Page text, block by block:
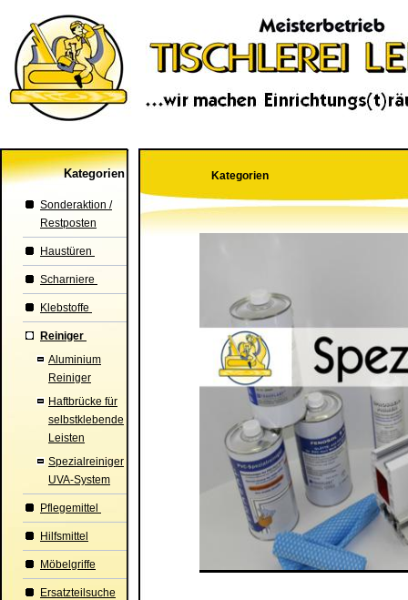
Kategorien
Sonderaktion /
Restposten
Haustüren
Scharniere
Klebstoffe
Reiniger
Aluminium
Reiniger
Haftbrücke für
selbstklebende
Leisten
Spezialreiniger
UVA-System
Pflegemittel
Hilfsmittel
Möbelgriffe
Ersatzteilsuche
Kategorien